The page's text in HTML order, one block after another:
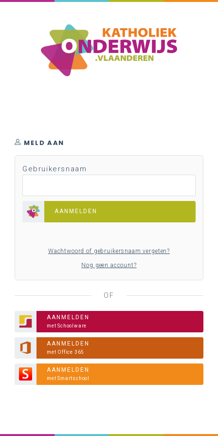
MELD AAN
Gebruikersnaam
AANMELDEN
Wachtwoord of gebruikersnaam vergeten?
Nog geen account?
OF
AANMELDEN
met Schoolware
AANMELDEN
met Office 365
AANMELDEN
met Smartschool